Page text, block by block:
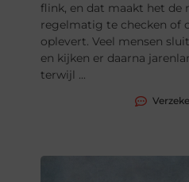
flink, en dat maakt het de
regelmatig te checken of
oplevert. Veel mensen
en kijken er daarna
terwijl ...